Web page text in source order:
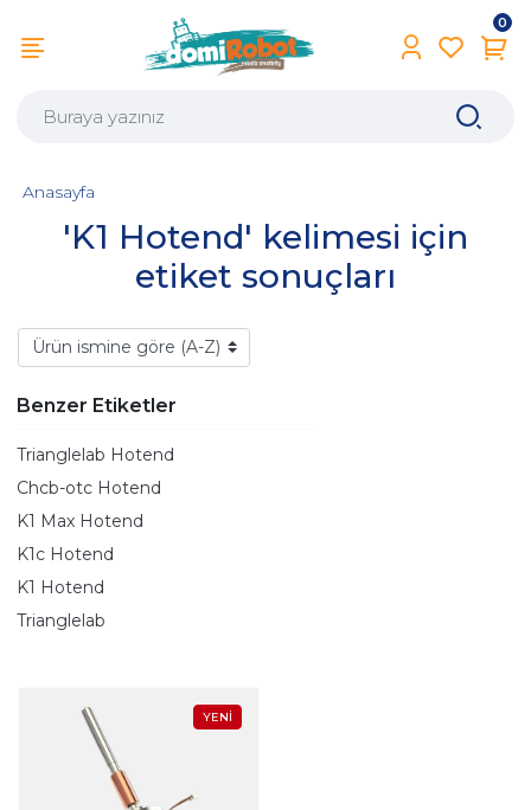
0
'K1 Hotend' kelimesi için
etiket sonuçları
Anasayfa
Benzer Etiketler
Trianglelab Hotend
Chcb-otc Hotend
K1 Max Hotend
K1c Hotend
K1 Hotend
Trianglelab